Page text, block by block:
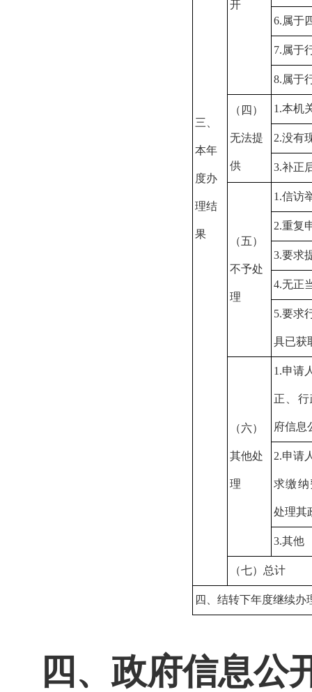
三、
本年
度办
理结
果
开
6.属于
7.属于
8.属于
（四）
无法提
供
1.本机
2.没有
3.补正
（五）
不予处
理
1.信访
2.重复
3.要求
4.无正
5.要求
具已获
（六）
其他处
理
1.申请
正、
府信息
2.申请
求缴
处理其
3.其他
（七）总计
四、结转下年度继续办
四、政府信息公